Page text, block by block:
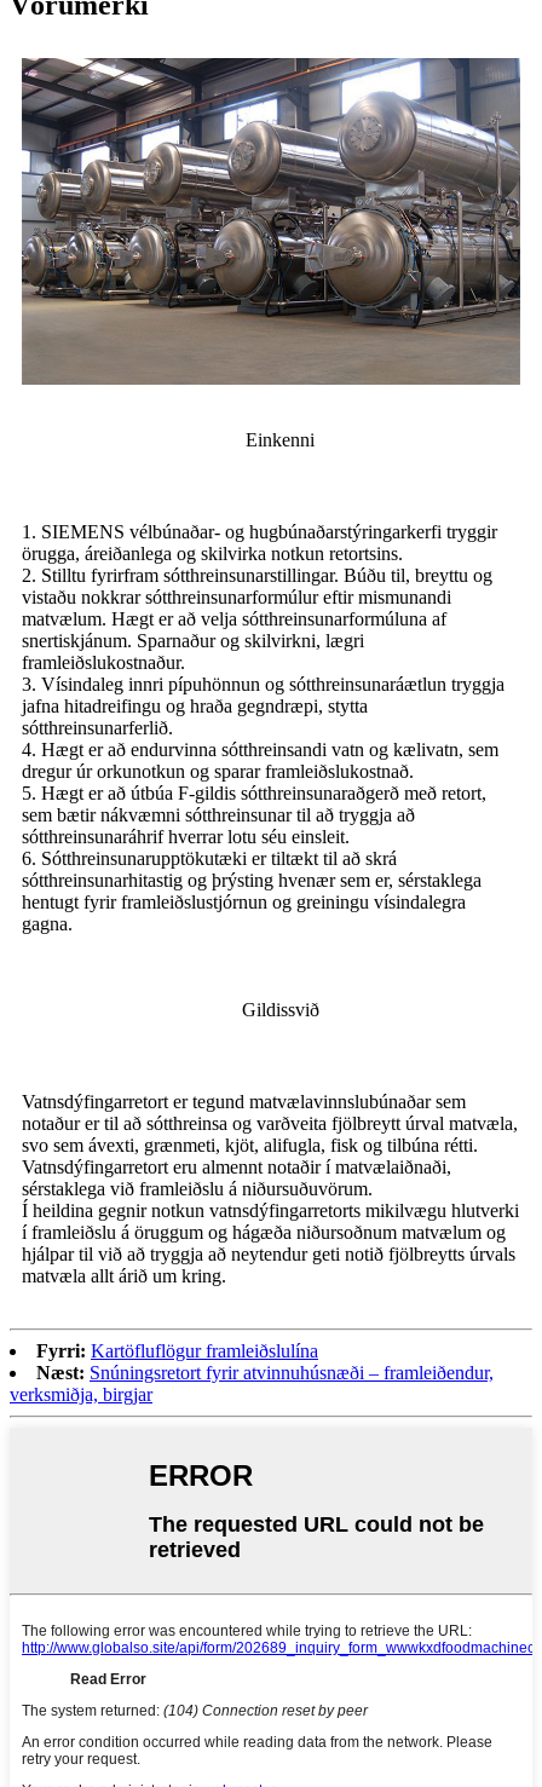
Einkenni
1. SIEMENS vélbúnaðar- og hugbúnaðarstýringarkerfi tryggir
örugga, áreiðanlega og skilvirka notkun retortsins.
2. Stilltu fyrirfram sótthreinsunarstillingar. Búðu til, breyttu og
vistaðu nokkrar sótthreinsunarformúlur eftir mismunandi
matvælum. Hægt er að velja sótthreinsunarformúluna af
snertiskjánum. Sparnaður og skilvirkni, lægri
framleiðslukostnaður.
3. Vísindaleg innri pípuhönnun og sótthreinsunaráætlun tryggja
jafna hitadreifingu og hraða gegndræpi, stytta
sótthreinsunarferlið.
4. Hægt er að endurvinna sótthreinsandi vatn og kælivatn, sem
dregur úr orkunotkun og sparar framleiðslukostnað.
5. Hægt er að útbúa F-gildis sótthreinsunaraðgerð með retort,
sem bætir nákvæmni sótthreinsunar til að tryggja að
sótthreinsunaráhrif hverrar lotu séu einsleit.
6. Sótthreinsunarupptökutæki er tiltækt til að skrá
sótthreinsunarhitastig og þrýsting hvenær sem er, sérstaklega
hentugt fyrir framleiðslustjórnun og greiningu vísindalegra
gagna.
Gildissvið
Vatnsdýfingarretort er tegund matvælavinnslubúnaðar sem
notaður er til að sótthreinsa og varðveita fjölbreytt úrval matvæla,
svo sem ávexti, grænmeti, kjöt, alifugla, fisk og tilbúna rétti.
Vatnsdýfingarretort eru almennt notaðir í matvælaiðnaði,
sérstaklega við framleiðslu á niðursuðuvörum.
Í heildina gegnir notkun vatnsdýfingarretorts mikilvægu hlutverki
í framleiðslu á öruggum og hágæða niðursoðnum matvælum og
hjálpar til við að tryggja að neytendur geti notið fjölbreytts úrvals
matvæla allt árið um kring.
Fyrri: Kartöfluflögur framleiðslulína
Næst: Snúningsretort fyrir atvinnuhúsnæði – framleiðendur,
verksmiðja, birgjar